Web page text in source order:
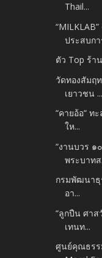
Thail...
ประสบก
ตัว Top ร้า
วัดทองสัมฤ
เยาวชน ...
“คายอ้อ“ ท
ให...
“งานบวร ๑
พระบาทส
กรมพัฒนาธุ
อา...
“ลูกปืน ศาส
เทนท...
ศูนย์คุณธรร